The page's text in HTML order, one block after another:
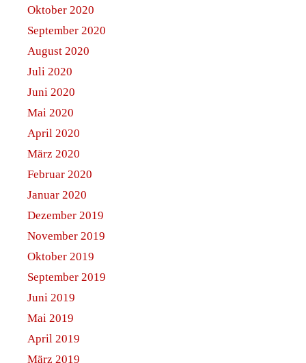
Oktober 2020
September 2020
August 2020
Juli 2020
Juni 2020
Mai 2020
April 2020
März 2020
Februar 2020
Januar 2020
Dezember 2019
November 2019
Oktober 2019
September 2019
Juni 2019
Mai 2019
April 2019
März 2019